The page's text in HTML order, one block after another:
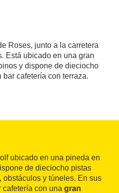
Roses, junto a la carretera
Está ubicado en una gran
y dispone de dieciocho
bar cafetería con terraza.
ubicado en una pineda en
de dieciocho pistas
obstáculos y túneles. En sus
con una gran